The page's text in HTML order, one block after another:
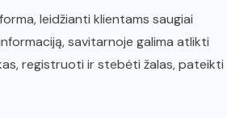
leidžianti klientams saugiai
savitarnoje galima atlikti
registruoti ir stebėti žalas, pateikti